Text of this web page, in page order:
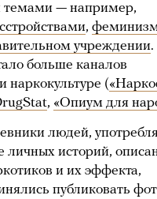
темами — например,
,
учреждении.
больше каналов
наркокультуре (
, «Опиум для
людей,
личных историй,
и их эффекта,
публиковать